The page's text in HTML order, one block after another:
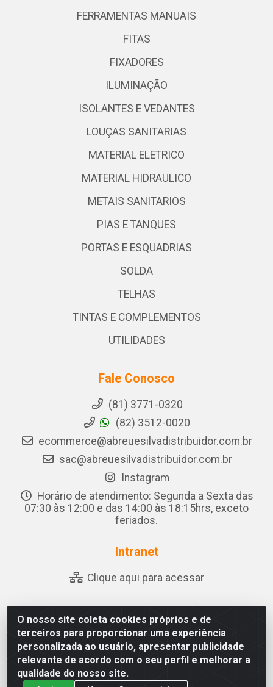
O nosso site coleta cookies próprios e de
terceiros para proporcionar uma experiência
personalizada ao usuário, apresentar publicidade
relevante de acordo com o seu perfil e melhorar a
qualidade do nosso site.
FERRAMENTAS MANUAIS
FITAS
FIXADORES
ILUMINAÇÃO
ISOLANTES E VEDANTES
LOUÇAS SANITARIAS
MATERIAL ELETRICO
MATERIAL HIDRAULICO
METAIS SANITARIOS
PIAS E TANQUES
PORTAS E ESQUADRIAS
SOLDA
TELHAS
TINTAS E COMPLEMENTOS
UTILIDADES
Fale Conosco
(81) 3771-0320
(82) 3512-0020
ecommerce@abreuesilvadistribuidor.com.br
sac@abreuesilvadistribuidor.com.br
Instagram
Horário de atendimento: Segunda a Sexta das
07:30 às 12:00 e das 14:00 às 18:15hrs, exceto
feriados.
Intranet
Clique aqui para acessar
Abreu & Silva - Rua Padre Jose de Souza Leite, 265 - Ariado,
Olho D'Água das Flores/AL - CEP 57.442-000 - CNPJ
04.790.656/0001-06